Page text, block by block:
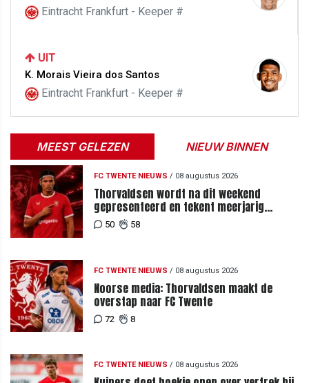
Eintracht Frankfurt - Keeper #
UIT
K. Morais Vieira dos Santos
Eintracht Frankfurt - Keeper #
MEEST GELEZEN NIEUW BINNEN
FC TWENTE NIEUWS / 08 augustus 2026
Thorvaldsen wordt na dit weekend
gepresenteerd en tekent meerjarig
contract bij FC Twente
50 58
FC TWENTE NIEUWS / 08 augustus 2026
Noorse media: Thorvaldsen maakt de
overstap naar FC Twente
72 8
FC TWENTE NIEUWS / 08 augustus 2026